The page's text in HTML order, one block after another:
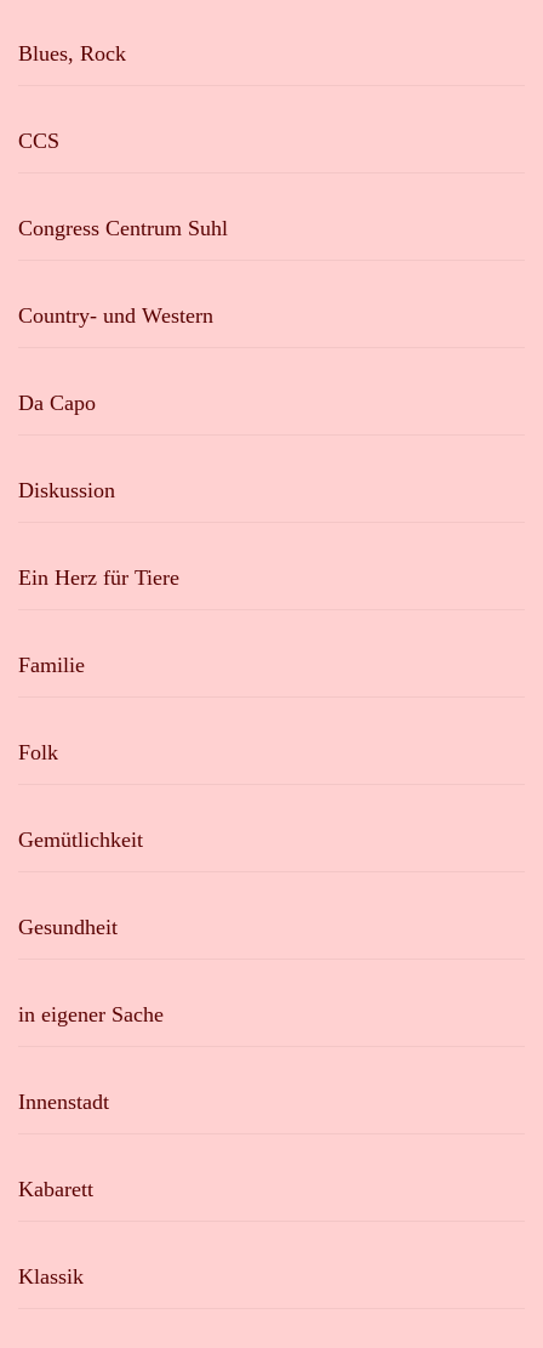
Blues, Rock
CCS
Congress Centrum Suhl
Country- und Western
Da Capo
Diskussion
Ein Herz für Tiere
Familie
Folk
Gemütlichkeit
Gesundheit
in eigener Sache
Innenstadt
Kabarett
Klassik